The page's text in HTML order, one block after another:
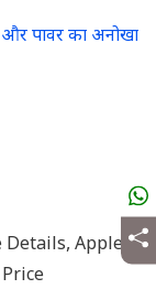
पावर का अनोखा
Details, Apple